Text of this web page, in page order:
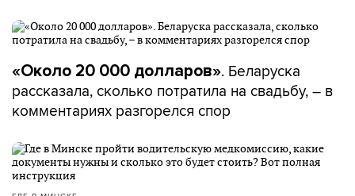
«Около 20 000 долларов». Беларуска
рассказала, сколько потратила на свадьбу, – в
комментариях разгорелся спор